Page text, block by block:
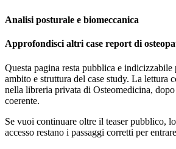
Analisi posturale e biomeccanica
Approfondisci altri case report di
Questa pagina resta pubblica e indicizzabile
ambito e struttura del case study. La lettura
nella libreria privata di Osteomedicina, dopo
coerente.
Se vuoi continuare oltre il teaser pubblico,
accesso restano i passaggi corretti per